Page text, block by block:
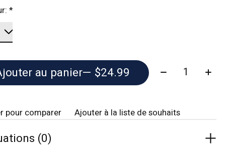
*
au panier — $24.99 Quantité:
pour comparer Ajouter à la liste de souhaits
(0)